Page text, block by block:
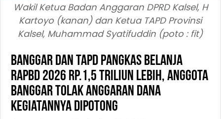
Wakil Ketua Badan Anggaran DPRD Kalsel, H
Kartoyo (kanan) dan Ketua TAPD Provinsi
Kalsel, Muhammad Syatifuddin (poto : fit)
Banggar dan TAPD Pangkas Belanja
RAPBD 2026 Rp.1,5 Triliun Lebih, Anggota
Banggar Tolak Anggaran dana
Kegiatannya Dipotong